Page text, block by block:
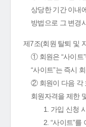
상당한 기간 이내
방법으로 그 변경
제7조(회원 탈퇴 및
① 회원은 “사이트
“사이트”는 즉시
② 회원이 다음 각
회원자격을 제한
1. 가입 신청
2. “사이트”